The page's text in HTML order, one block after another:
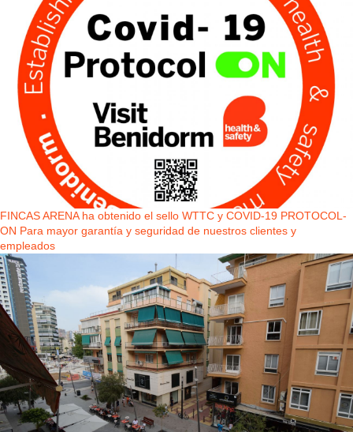
FINCAS ARENA ha obtenido el sello WTTC y COVID-19 PROTOCOL-
ON Para mayor garantía y seguridad de nuestros clientes y
empleados